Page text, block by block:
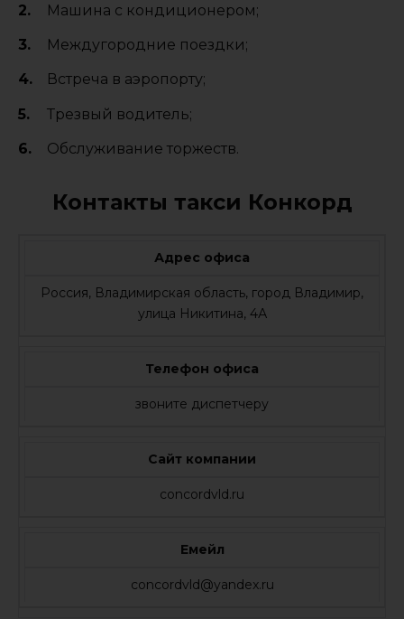
Машина с кондиционером;
Междугородние поездки;
Встреча в аэропорту;
Трезвый водитель;
Обслуживание торжеств.
Контакты такси Конкорд
Адрес офиса
Россия, Владимирская область, город Владимир,
улица Никитина, 4А
Телефон офиса
звоните диспетчеру
Сайт компании
concordvld.ru
Емейл
concordvld@yandex.ru